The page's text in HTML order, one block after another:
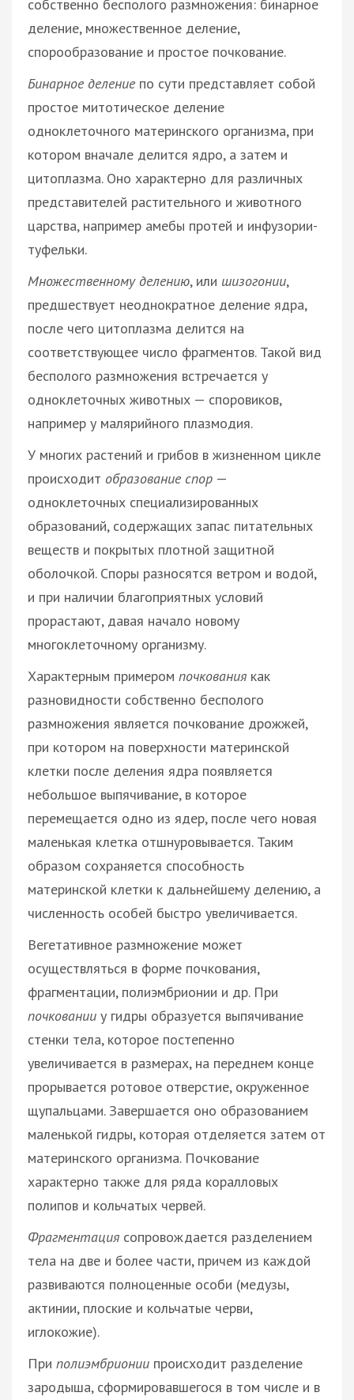
собственно бесполого размножения: бинарное
деление, множественное деление,
спорообразование и простое почкование.
Бинарное деление по сути представляет собой
простое митотическое деление
одноклеточного материнского организма, при
котором вначале делится ядро, а затем и
цитоплазма. Оно характерно для различных
представителей растительного и животного
царства, например амебы протей и инфузории-
туфельки.
Множественному делению, или шизогонии,
предшествует неоднократное деление ядра,
после чего цитоплазма делится на
соответствующее число фрагментов. Такой вид
бесполого размножения встречается у
одноклеточных животных — споровиков,
например у малярийного плазмодия.
У многих растений и грибов в жизненном цикле
происходит образование спор —
одноклеточных специализированных
образований, содержащих запас питательных
веществ и покрытых плотной защитной
оболочкой. Споры разносятся ветром и водой,
и при наличии благоприятных условий
прорастают, давая начало новому
многоклеточному организму.
Характерным примером почкования как
разновидности собственно бесполого
размножения является почкование дрожжей,
при котором на поверхности материнской
клетки после деления ядра появляется
небольшое выпячивание, в которое
перемещается одно из ядер, после чего новая
маленькая клетка отшнуровывается. Таким
образом сохраняется способность
материнской клетки к дальнейшему делению, а
численность особей быстро увеличивается.
Вегетативное размножение может
осуществляться в форме почкования,
фрагментации, полиэмбрионии и др. При
почковании у гидры образуется выпячивание
стенки тела, которое постепенно
увеличивается в размерах, на переднем конце
прорывается ротовое отверстие, окруженное
щупальцами. Завершается оно образованием
маленькой гидры, которая отделяется затем от
материнского организма. Почкование
характерно также для ряда коралловых
полипов и кольчатых червей.
Фрагментация сопровождается разделением
тела на две и более части, причем из каждой
развиваются полноценные особи (медузы,
актинии, плоские и кольчатые черви,
иглокожие).
При полиэмбрионии происходит разделение
зародыша, сформировавшегося в том числе и в